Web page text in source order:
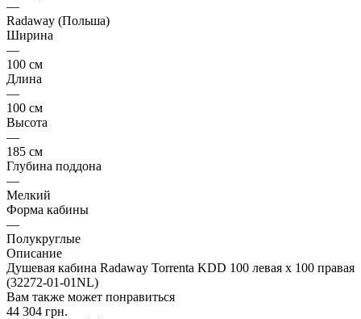
—
Radaway (Польша)
Ширина
—
100 см
Длина
—
100 см
Высота
—
185 см
Глубина поддона
—
Мелкий
Форма кабины
—
Полукруглые
Описание
Душевая кабина Radaway Torrenta KDD 100 левая x 100 правая
(32272-01-01NL)
Вам также может понравиться
44 304 грн.